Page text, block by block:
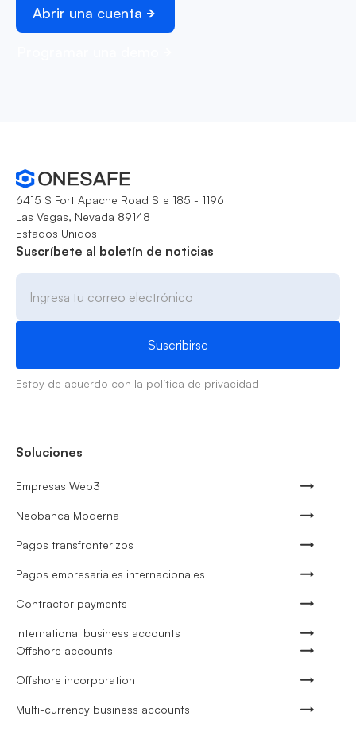
Abrir una cuenta
6415 S Fort Apache Road Ste 185 - 1196
Las Vegas, Nevada 89148
Estados Unidos
Suscríbete al boletín de noticias
Estoy de acuerdo con la política de privacidad
Soluciones
Empresas Web3
Neobanca Moderna
Pagos transfronterizos
Pagos empresariales internacionales
Contractor payments
International business accounts
Offshore accounts
Offshore incorporation
Multi-currency business accounts